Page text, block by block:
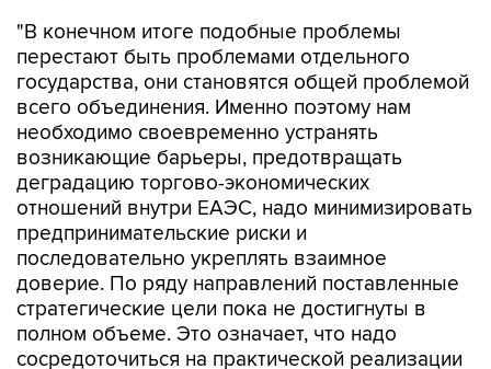
"В конечном итоге подобные проблемы
перестают быть проблемами отдельного
государства, они становятся общей проблемой
всего объединения. Именно поэтому нам
необходимо своевременно устранять
возникающие барьеры, предотвращать
деградацию торгово-экономических
отношений внутри ЕАЭС, надо минимизировать
предпринимательские риски и
последовательно укреплять взаимное
доверие. По ряду направлений поставленные
стратегические цели пока не достигнуты в
полном объеме. Это означает, что надо
сосредоточиться на практической реализации